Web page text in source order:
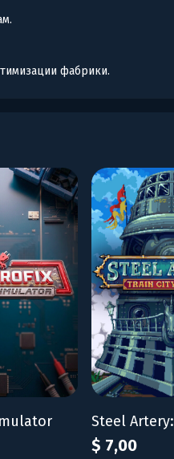
фабрики.
$ 7,00